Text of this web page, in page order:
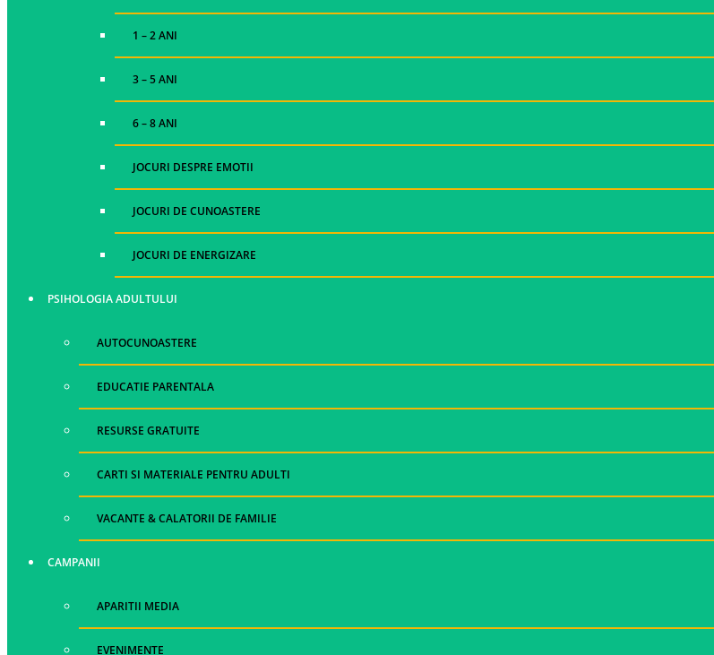
1 – 2 ANI
3 – 5 ANI
6 – 8 ANI
JOCURI DESPRE EMOTII
JOCURI DE CUNOASTERE
JOCURI DE ENERGIZARE
PSIHOLOGIA ADULTULUI
AUTOCUNOASTERE
EDUCATIE PARENTALA
RESURSE GRATUITE
CARTI SI MATERIALE PENTRU ADULTI
VACANTE & CALATORII DE FAMILIE
CAMPANII
APARITII MEDIA
EVENIMENTE